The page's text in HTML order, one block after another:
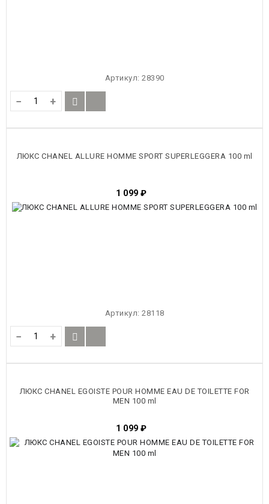
Артикул: 28390
− +
ЛЮКС CHANEL ALLURE HOMME SPORT SUPERLEGGERA 100 ml
1 099 ₽
Артикул: 28118
− +
ЛЮКС CHANEL EGOISTE POUR HOMME EAU DE TOILETTE FOR
MEN 100 ml
1 099 ₽